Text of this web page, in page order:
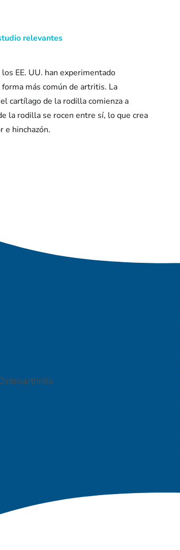
relevantes
los EE. UU. han experimentado
más común de artritis. La
cartílago de la rodilla comienza a
la rodilla se rocen entre sí, lo que crea
e hinchazón.